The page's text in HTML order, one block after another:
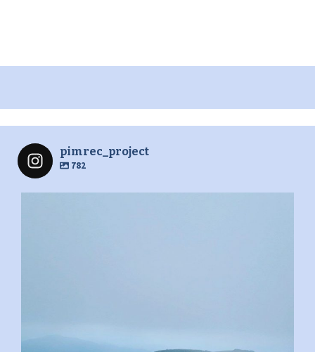
pimrec_project
782